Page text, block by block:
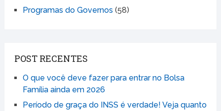
Programas do Governos (58)
POST RECENTES
O que você deve fazer para entrar no Bolsa
Família ainda em 2026
Período de graça do INSS é verdade! Veja quanto